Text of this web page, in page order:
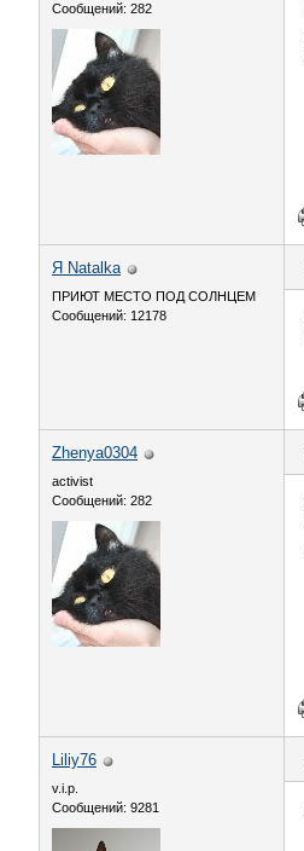
Сообщений: 282
Я Natalka
ПРИЮТ МЕСТО ПОД СОЛНЦЕМ
Сообщений: 12178
Zhenya0304
activist
Сообщений: 282
Liliy76
v.i.p.
Сообщений: 9281